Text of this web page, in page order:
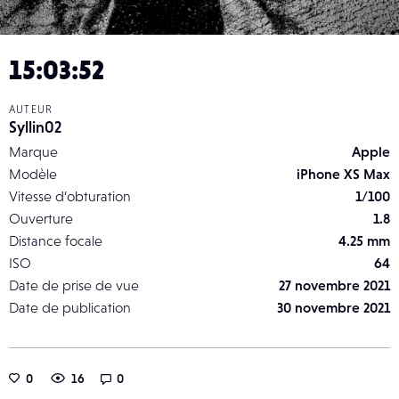
15:03:52
AUTEUR
Syllin02
Marque
Apple
Modèle
iPhone XS Max
Vitesse d’obturation
1/100
Ouverture
1.8
Distance focale
4.25 mm
ISO
64
Date de prise de vue
27 novembre 2021
Date de publication
30 novembre 2021
0 16 0